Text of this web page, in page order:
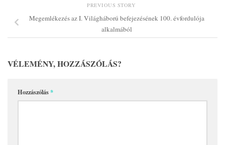
PREVIOUS STORY
Megemlékezés az I. Világháború befejezésének 100. évfordulója
alkalmából
VÉLEMÉNY, HOZZÁSZÓLÁS?
Hozzászólás*